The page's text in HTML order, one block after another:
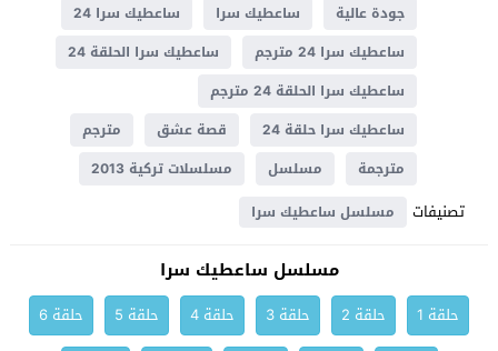
جودة عالية
ساعطيك سرا
ساعطيك سرا 24
ساعطيك سرا 24 مترجم
ساعطيك سرا الحلقة 24
ساعطيك سرا الحلقة 24 مترجم
ساعطيك سرا حلقة 24
قصة عشق
مترجم
مترجمة
مسلسل مسلسلات تركية 2013
تصنيفات مسلسل ساعطيك سرا
مسلسل ساعطيك سرا
حلقة 1 حلقة 2 حلقة 3 حلقة 4 حلقة 5
حلقة 6